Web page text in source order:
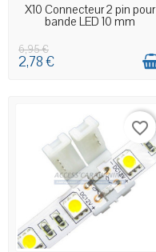
EN STOCK MAGASIN
X10 Connecteur 2 pin pour
bande LED 10 mm
6,95 €
2,78 €
favorite_border